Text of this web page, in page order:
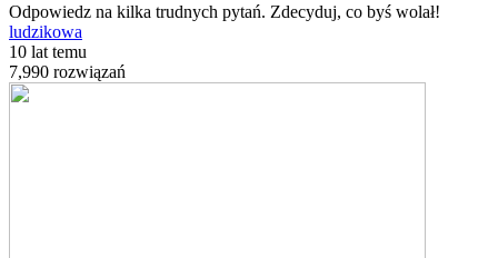
Odpowiedz na kilka trudnych pytań. Zdecyduj, co byś wolał!
ludzikowa
10 lat temu
7,990 rozwiązań